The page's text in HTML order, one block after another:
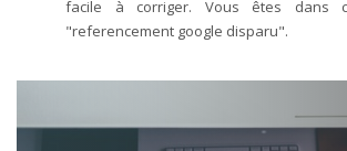
facile à corriger. Vous êtes dans
"referencement google disparu".